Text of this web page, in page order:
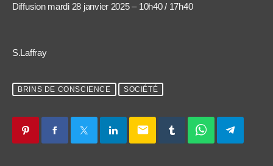
Diffusion mardi 28 janvier 2025 – 10h40 / 17h40
S.Laffray
BRINS DE CONSCIENCE SOCIÉTÉ
email